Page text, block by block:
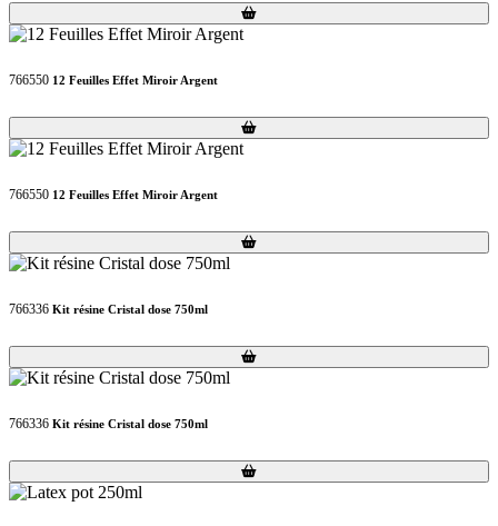
Loading...
Loading...
766550 12 Feuilles Effet Miroir Argent
Loading...
Loading...
766550 12 Feuilles Effet Miroir Argent
Loading...
Loading...
766336 Kit résine Cristal dose 750ml
Loading...
Loading...
766336 Kit résine Cristal dose 750ml
Loading...
Loading...